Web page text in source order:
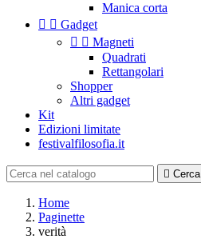
Manica corta
  Gadget
  Magneti
Quadrati
Rettangolari
Shopper
Altri gadget
Kit
Edizioni limitate
festivalfilosofia.it
 Cerca
Home
Paginette
verità